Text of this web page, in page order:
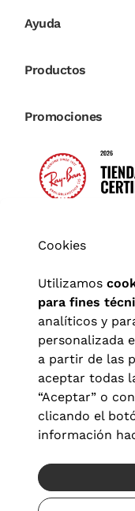
Ayuda
Productos
Promociones
Aviso legal| Política
Política de
Cookies
Utilizamos
para fines
analíticos y
personalizada
a partir de las
aceptar todas
“Aceptar” o
clicando el
información